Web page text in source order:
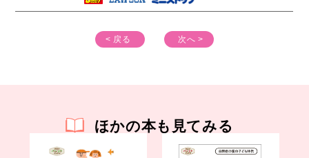
< 戻る 次へ >
ほかの本も見てみる